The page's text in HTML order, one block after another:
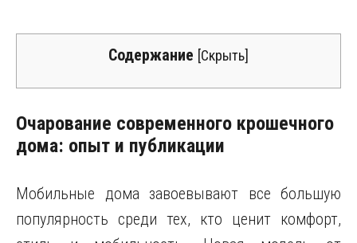
Содержание [Скрыть]
Очарование современного крошечного
дома: опыт и публикации
Мобильные дома завоевывают все большую
популярность среди тех, кто ценит комфорт,